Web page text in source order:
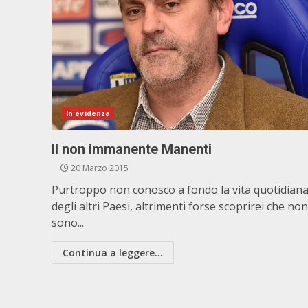
In evidenza
Il non immanente Manenti
20 Marzo 2015
Purtroppo non conosco a fondo la vita quotidiana
degli altri Paesi, altrimenti forse scoprirei che non
sono...
Continua a leggere...